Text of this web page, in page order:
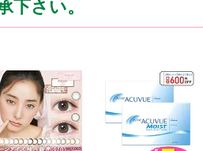
下さい。